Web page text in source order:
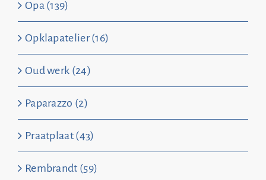
Opa (139)
Opklapatelier (16)
Oud werk (24)
Paparazzo (2)
Praatplaat (43)
Rembrandt (59)